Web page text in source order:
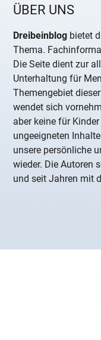
ÜBER UNS
Dreibeinblog bietet
Thema.
Die Seite dient zur
Unterhaltung für
Themengebiet
wendet sich
aber keine für
ungeeigneten
unsere persönliche
wieder. Die Autoren
und seit Jahren mit